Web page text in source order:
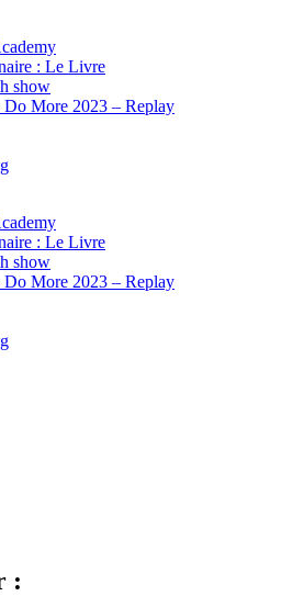
: Le Livre
show
More 2023 – Replay
: Le Livre
show
More 2023 – Replay
: